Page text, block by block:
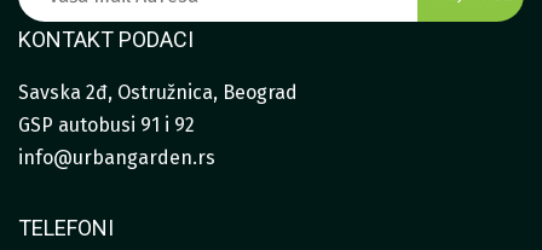
KONTAKT PODACI
Savska 2đ, Ostružnica, Beograd
GSP autobusi 91 i 92
info@urbangarden.rs
TELEFONI